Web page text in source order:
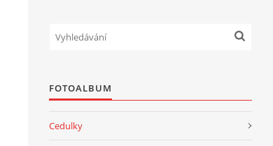
FOTOALBUM
Cedulky